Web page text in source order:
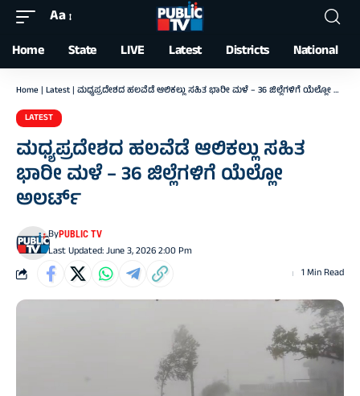
Font
Resizer
Aa
Home State LIVE Latest Districts National
Home | Latest | ಮಧ್ಯಪ್ರದೇಶದ ಹಲವೆಡೆ ಆಲಿಕಲ್ಲು ಸಹಿತ ಭಾರೀ ಮಳೆ – 36 ಜಿಲ್ಲೆಗಳಿಗೆ ಯೆಲ್ಲೋ ಅಲರ್ಟ್
LATEST
ಮಧ್ಯಪ್ರದೇಶದ ಹಲವೆಡೆ ಆಲಿಕಲ್ಲು ಸಹಿತ
ಭಾರೀ ಮಳೆ – 36 ಜಿಲ್ಲೆಗಳಿಗೆ ಯೆಲ್ಲೋ
ಅಲರ್ಟ್
Last Updated: June 3, 2026 2:00 Pm
ByPUBLIC TV
1 Min Read